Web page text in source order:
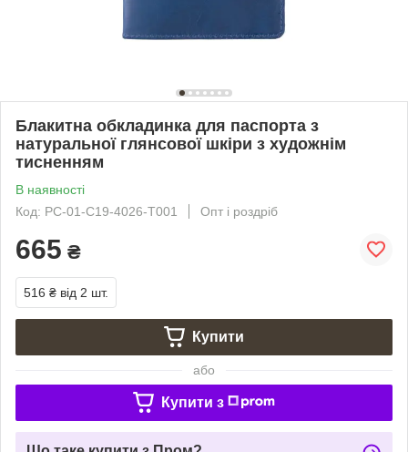
Блакитна обкладинка для паспорта з
натуральної глянсової шкіри з художнім
тисненням
В наявності
Код: PC-01-C19-4026-T001
Опт і роздріб
665 ₴
516 ₴ від 2 шт.
Купити
або
Купити з